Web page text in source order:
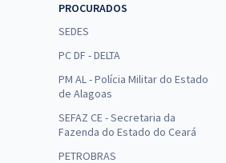
PROCURADOS
SEDES
PC DF - DELTA
PM AL - Polícia Militar do Estado
de Alagoas
SEFAZ CE - Secretaria da
Fazenda do Estado do Ceará
PETROBRAS